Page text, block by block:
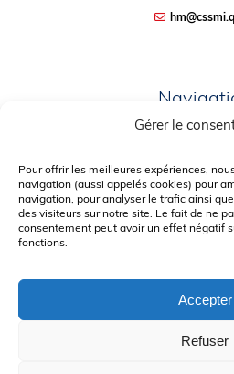
Gérer le
Pour offrir les meilleures expériences,
navigation (aussi appelés cookies) pour
navigation, pour analyser le trafic ainsi
des visiteurs sur notre site. Le fait de ne
consentement peut avoir un effet négatif
fonctions.
Accepter
Refuser
PORTAIL
PLAINTE – SERVICE
POLITIQUE DE